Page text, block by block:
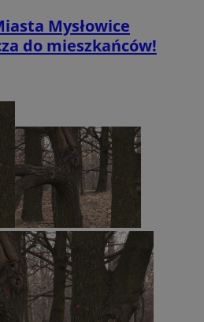
Mysłowice
do mieszkańców!